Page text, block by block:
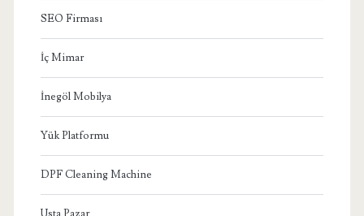
SEO Firması
İç Mimar
İnegöl Mobilya
Yük Platformu
DPF Cleaning Machine
Usta Pazar